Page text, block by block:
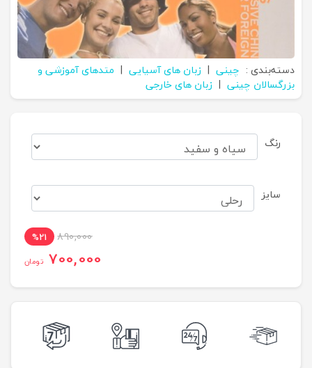
دسته‌بندی : چینی | زبان های آسیایی | متدهای آموزشی و
بزرگسالان چینی | زبان های خارجی
رنگ
سایز
890,000
%21
700,000 تومان